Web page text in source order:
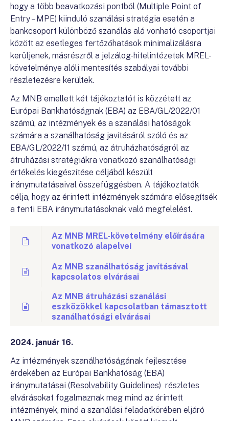
hogy a több beavatkozási pontból (Multiple Point of
Entry – MPE) kiinduló szanálási stratégia esetén a
bankcsoport különböző szanálás alá vonható csoportjai
között az esetleges fertőzőhatások minimalizálásra
kerüljenek, másrészről a jelzálog-hitelintézetek MREL-
követelménye alóli mentesítés szabályai további
részletezésre kerültek.
Az MNB emellett két tájékoztatót is közzétett az
Európai Bankhatóságnak (EBA) az EBA/GL/2022/01
számú, az intézmények és a szanálási hatóságok
számára a szanálhatóság javításáról szóló és az
EBA/GL/2022/11 számú, az átruházhatóságról az
átruházási stratégiákra vonatkozó szanálhatósági
értékelés kiegészítése céljából készült
iránymutatásaival összefüggésben. A tájékoztatók
célja, hogy az érintett intézmények számára elősegítsék
a fenti EBA iránymutatásoknak való megfelelést.
Az MNB MREL-követelmény előírására
vonatkozó alapelvei
Az MNB szanálhatóság javításával
kapcsolatos elvárásai
Az MNB átruházási szanálási
eszközökkel kapcsolatban támasztott
szanálhatósági elvárásai
2024. január 16.
Az intézmények szanálhatóságának fejlesztése
érdekében az Európai Bankhatóság (EBA)
iránymutatásai (Resolvability Guidelines) részletes
elvárásokat fogalmaznak meg mind az érintett
intézmények, mind a szanálási feladatkörében eljáró